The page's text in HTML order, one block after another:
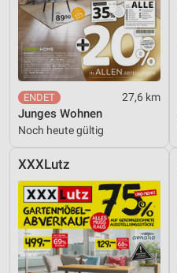
27,6 km
Junges Wohnen
Noch heute gültig
XXXLutz